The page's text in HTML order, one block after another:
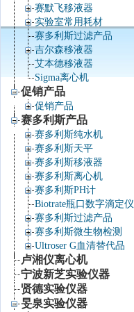
赛默飞移液器
实验室常用耗材
赛多利斯过滤产品
吉尔森移液器
艾本德移液器
Sigma离心机
促销产品
促销产品
赛多利斯产品
赛多利斯纯水机
赛多利斯天平
赛多利斯移液器
赛多利斯离心机
赛多利斯PH计
Biotrate瓶口数字滴定仪
赛多利斯过滤产品
赛多利斯微生物检测
Ultroser G血清替代品
卢湘仪离心机
宁波新芝实验仪器
贤德实验仪器
旻泉实验仪器